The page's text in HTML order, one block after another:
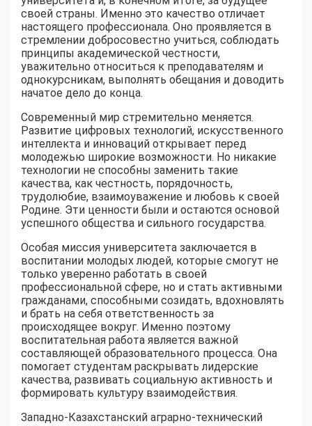
своей страны. Именно это качество отличает
настоящего профессионала. Оно проявляется в
стремлении добросовестно учиться, соблюдать
принципы академической честности,
уважительно относиться к преподавателям и
однокурсникам, выполнять обещания и доводить
начатое дело до конца.
Современный мир стремительно меняется.
Развитие цифровых технологий, искусственного
интеллекта и инноваций открывает перед
молодежью широкие возможности. Но никакие
технологии не способны заменить такие
качества, как честность, порядочность,
трудолюбие, взаимоуважение и любовь к своей
Родине. Эти ценности были и остаются основой
успешного общества и сильного государства.
Особая миссия университета заключается в
воспитании молодых людей, которые смогут не
только уверенно работать в своей
профессиональной сфере, но и стать активными
гражданами, способными созидать, вдохновлять
и брать на себя ответственность за
происходящее вокруг. Именно поэтому
воспитательная работа является важной
составляющей образовательного процесса. Она
помогает студентам раскрывать лидерские
качества, развивать социальную активность и
формировать культуру взаимодействия.
Западно-Казахстанский аграрно-технический